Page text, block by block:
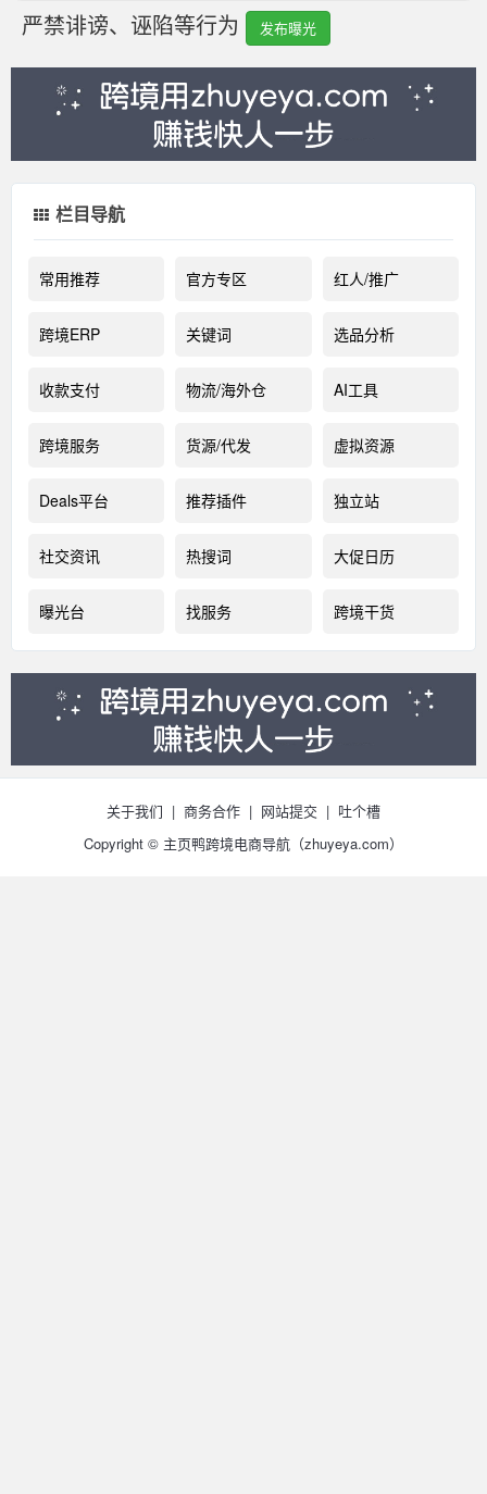
严禁诽谤、诬陷等行为 发布曝光
栏目导航
常用推荐 官方专区 红人/推广
跨境ERP 关键词 选品分析
收款支付 物流/海外仓 AI工具
跨境服务 货源/代发 虚拟资源
Deals平台 推荐插件 独立站
社交资讯 热搜词 大促日历
曝光台 找服务 跨境干货
关于我们 | 商务合作 | 网站提交 | 吐个槽
Copyright © 主页鸭跨境电商导航（zhuyeya.com）